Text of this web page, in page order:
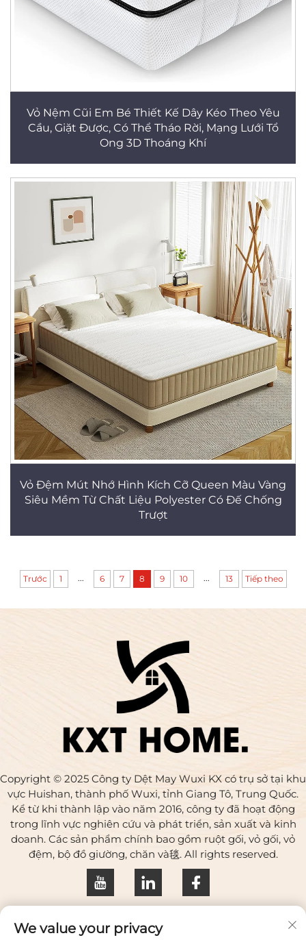
Vỏ Nệm Cũi Em Bé Thiết Kế Dây Kéo Theo Yêu
Cầu, Giặt Được, Có Thể Tháo Rời, Mạng Lưới Tổ
Ong 3D Thoáng Khí
Vỏ Đệm Mút Nhớ Hình Kích Cỡ Queen Màu Vàng
Siêu Mềm Từ Chất Liệu Polyester Có Đế Chống
Trượt
Trước 1 ... 6 7 8 9 10 ... 13 Tiếp theo
Copyright © 2025 Công ty Dệt May Wuxi KX có trụ sở tại khu
vực Huishan, thành phố Wuxi, tỉnh Giang Tô, Trung Quốc.
Kể từ khi thành lập vào năm 2016, công ty đã hoạt động
trong lĩnh vực nghiên cứu và phát triển, sản xuất và kinh
doanh. Các sản phẩm chính bao gồm ruột gối, vỏ gối, vỏ
đệm, bộ đồ giường, chăn và毯. All rights reserved.
Chính sách bảo mật
We value your privacy